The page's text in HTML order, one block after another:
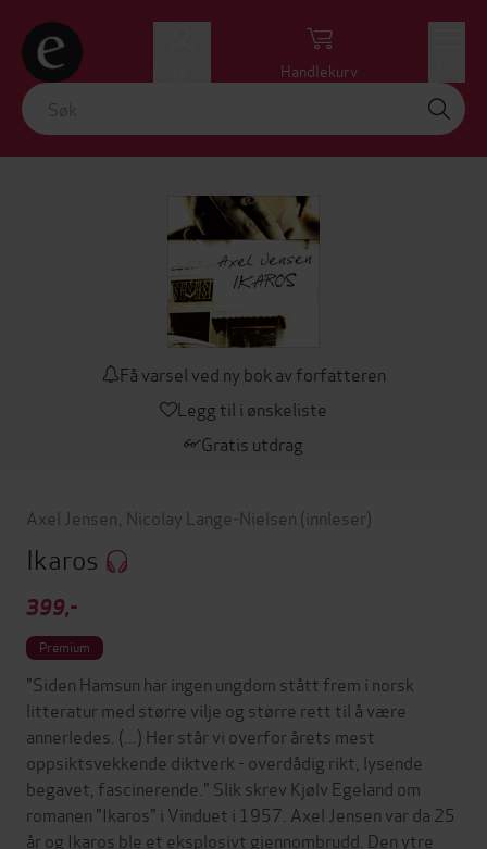
Handlekurv
Få varsel ved ny bok av forfatteren
Legg til i ønskeliste
Gratis utdrag
Axel Jensen Nicolay Lange-Nielsen (innleser)
Ikaros
399,-
Premium
"Siden Hamsun har ingen ungdom stått frem i norsk
litteratur med større vilje og større rett til å være
annerledes. (...) Her står vi overfor årets mest
oppsiktsvekkende diktverk - overdådig rikt, lysende
begavet, fascinerende." Slik skrev Kjølv Egeland om
romanen "Ikaros" i Vinduet i 1957. Axel Jensen var da 25
år og Ikaros ble et eksplosivt gjennombrudd. Den ytre